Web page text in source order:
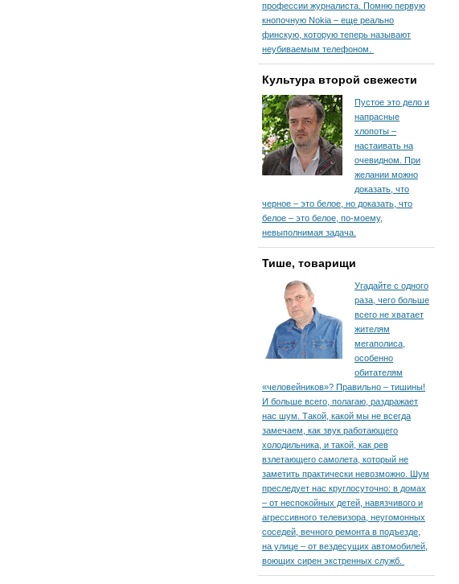
профессии журналиста. Помню первую
кнопочную Nokia – еще реально
финскую, которую теперь называют
неубиваемым телефоном.
Культура второй свежести
Пустое это дело и
напрасные
хлопоты –
настаивать на
очевидном. При
желании можно
доказать, что
черное – это белое, но доказать, что
белое – это белое, по-моему,
невыполнимая задача.
Тише, товарищи
Угадайте с одного
раза, чего больше
всего не хватает
жителям
мегаполиса,
особенно
обитателям
«человейников»? Правильно – тишины!
И больше всего, полагаю, раздражает
нас шум. Такой, какой мы не всегда
замечаем, как звук работающего
холодильника, и такой, как рев
взлетающего самолета, который не
заметить практически невозможно. Шум
преследует нас круглосуточно: в домах
– от неспокойных детей, навязчивого и
агрессивного телевизора, неугомонных
соседей, вечного ремонта в подъезде,
на улице – от вездесущих автомобилей,
воющих сирен экстренных служб.